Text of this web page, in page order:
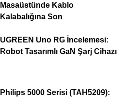
Masaüstünde Kablo
Kalabalığına Son
UGREEN Uno RG İncelemesi:
Robot Tasarımlı GaN Şarj Cihazı
Philips 5000 Serisi (TAH5209):